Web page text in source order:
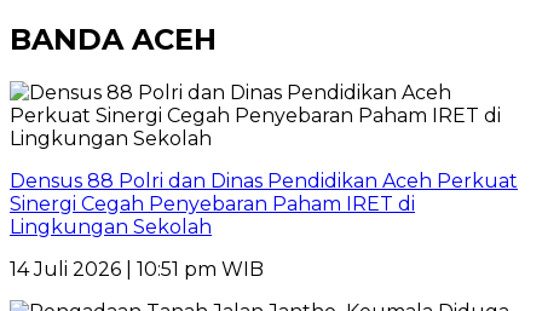
BANDA ACEH
Densus 88 Polri dan Dinas Pendidikan Aceh Perkuat
Sinergi Cegah Penyebaran Paham IRET di
Lingkungan Sekolah
14 Juli 2026 | 10:51 pm WIB